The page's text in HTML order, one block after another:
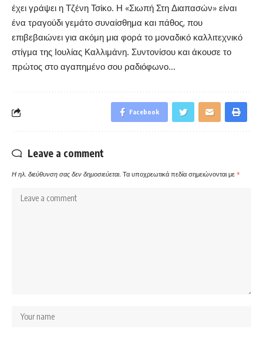
έχει γράψει η Τζένη Τσίκο. Η «Σιωπή Στη Διαπασών» είναι
ένα τραγούδι γεμάτο συναίσθημα και πάθος, που
επιβεβαιώνει για ακόμη μια φορά το μοναδικό καλλιτεχνικό
στίγμα της Ιουλίας Καλλιμάνη. Συντονίσου και άκουσε το
πρώτος στο αγαπημένο σου ραδιόφωνο…
Facebook
Leave a comment
Η ηλ. διεύθυνση σας δεν δημοσιεύεται. Τα υποχρεωτικά πεδία σημειώνονται με *